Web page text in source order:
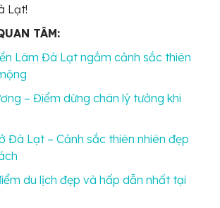
Lạt!
TÂM:
Lâm Đà Lạt ngắm cảnh sắc thiên
– Điểm dừng chân lý tưởng khi
Đà Lạt – Cảnh sắc thiên nhiên đẹp
du lịch đẹp và hấp dẫn nhất tại